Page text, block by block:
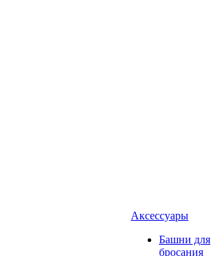
Аксессуары
Башни для
бросания